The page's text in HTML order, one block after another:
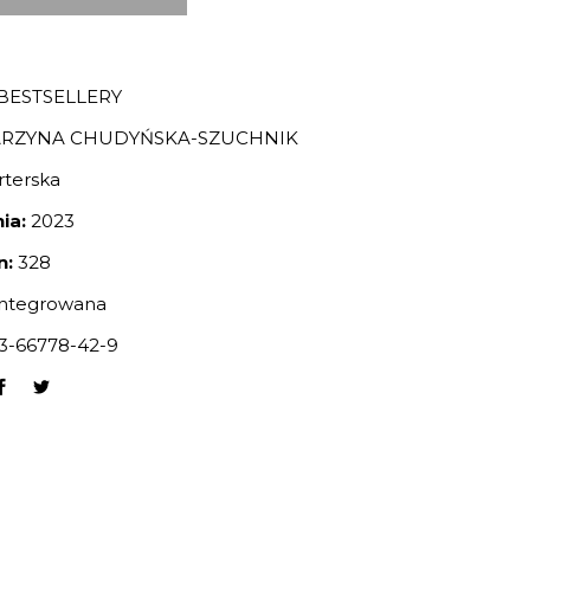
CHUDYŃSKA-SZUCHNIK
2023
328
66778-42-9